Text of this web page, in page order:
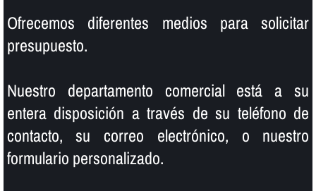
Ofrecemos diferentes medios para solicitar
presupuesto.
Nuestro departamento comercial está a su
entera disposición a través de su teléfono de
contacto, su correo electrónico, o nuestro
formulario personalizado.